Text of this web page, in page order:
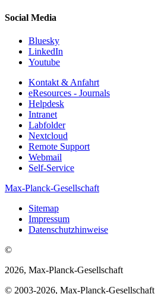
Social Media
Bluesky
LinkedIn
Youtube
Kontakt & Anfahrt
eResources - Journals
Helpdesk
Intranet
Labfolder
Nextcloud
Remote Support
Webmail
Self-Service
Max-Planck-Gesellschaft
Sitemap
Impressum
Datenschutzhinweise
©
2026, Max-Planck-Gesellschaft
© 2003-2026, Max-Planck-Gesellschaft